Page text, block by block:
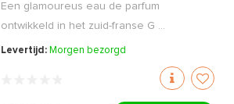
Een glamoureus eau de parfum
ontwikkeld in het zuid-franse G ...
Levertijd: Morgen bezorgd